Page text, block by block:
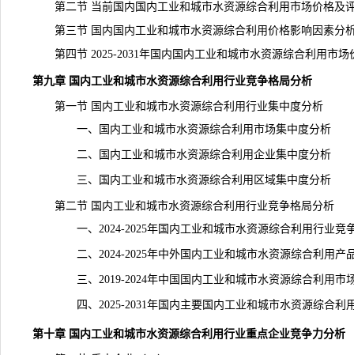
第二节 当前国内国内工业和城市水资源综合利用市场价格及
第三节 国内国内工业和城市水资源综合利用价格影响因素分
第四节 2025-2031年国内国内工业和城市水资源综合利用市场
第九章 国内工业和城市水资源综合利用行业竞争格局分析
第一节 国内工业和城市水资源综合利用行业集中度分析
一、国内工业和城市水资源综合利用市场集中度分析
二、国内工业和城市水资源综合利用企业集中度分析
三、国内工业和城市水资源综合利用区域集中度分析
第二节 国内工业和城市水资源综合利用行业竞争格局分析
一、2024-2025年国内工业和城市水资源综合利用行业竞
二、2024-2025年中外国内工业和城市水资源综合利用产
三、2019-2024年中国国内工业和城市水资源综合利用市
四、2025-2031年国内主要国内工业和城市水资源综合利
第十章 国内工业和城市水资源综合利用行业重点企业竞争力分析